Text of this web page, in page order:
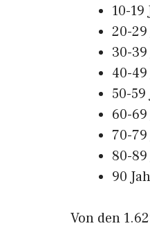
10-
20-
30-
40-
50-
60-
70-
80-
90
Von den